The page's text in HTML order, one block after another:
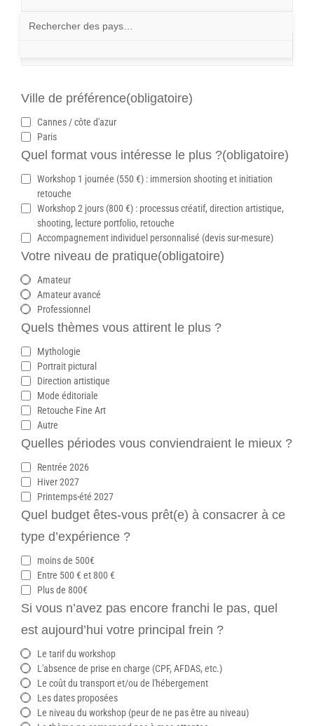
Ville de résidence(obligatoire)
Ville de préférence(obligatoire)
Cannes / côte d'azur
Paris
Quel format vous intéresse le plus ?(obligatoire)
Workshop 1 journée (550 €) : immersion shooting et initiation
retouche
Workshop 2 jours (800 €) : processus créatif, direction artistique,
shooting, lecture portfolio, retouche
Accompagnement individuel personnalisé (devis sur-mesure)
Votre niveau de pratique(obligatoire)
Amateur
Amateur avancé
Professionnel
Quels thèmes vous attirent le plus ?
Mythologie
Portrait pictural
Direction artistique
Mode éditoriale
Retouche Fine Art
Autre
Quelles périodes vous conviendraient le mieux ?
Rentrée 2026
Hiver 2027
Printemps-été 2027
Quel budget êtes-vous prêt(e) à consacrer à ce
type d’expérience ?
moins de 500€
Entre 500 € et 800 €
Plus de 800€
Si vous n’avez pas encore franchi le pas, quel
est aujourd’hui votre principal frein ?
Le tarif du workshop
L'absence de prise en charge (CPF, AFDAS, etc.)
Le coût du transport et/ou de l'hébergement
Les dates proposées
Le niveau du workshop (peur de ne pas être au niveau)